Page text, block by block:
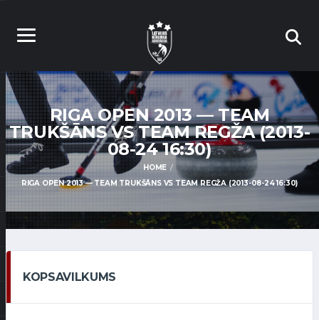
RIGA OPEN 2013 — TEAM
TRUKŠĀNS VS TEAM REGŽA (2013-
08-24 16:30)
HOME
RIGA OPEN 2013 — TEAM TRUKŠĀNS VS TEAM REGŽA (2013-08-24 16:30)
KOPSAVILKUMS